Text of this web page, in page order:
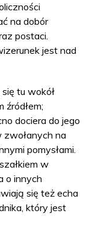
na dobór
postaci.
jest nad
tu wokół
źródłem;
dociera do jego
zwołanych na
pomysłami.
w
o innych
się też echa
który jest